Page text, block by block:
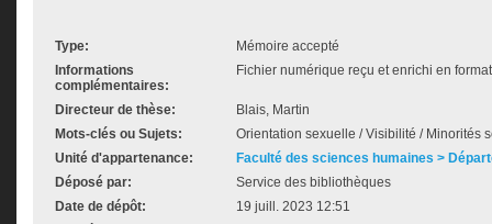
Type:
Mémoire accepté
Informations
complémentaires:
Fichier numérique reçu et enrichi en
Directeur de thèse:
Blais, Martin
Mots-clés ou Sujets:
Orientation sexuelle / Visibilité / Minorités
Unité d'appartenance:
Faculté des sciences humaines >
Déposé par:
Service des bibliothèques
Date de dépôt:
19 juill. 2023 12:51